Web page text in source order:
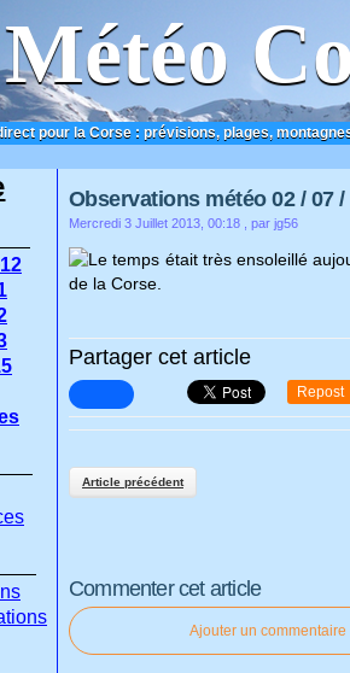
pour la Corse : prévisions, plages,
Observations météo 02 / 07 /
Mercredi 3 Juillet 2013, 00:18 , par jg56
Le temps était très ensoleillé
de la Corse.
Partager cet article
Repost
Article précédent
Commenter cet article
Ajouter un commentaire